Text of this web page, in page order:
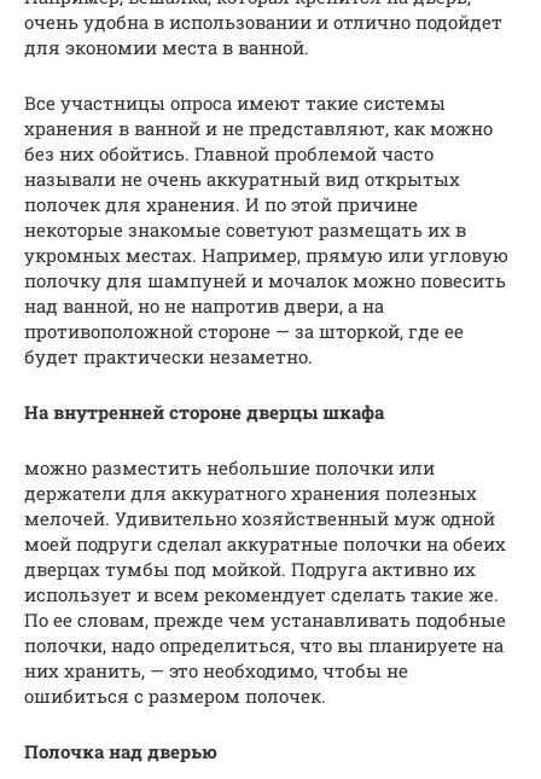
очень удобна в использовании и отлично подойдет
для экономии места в ванной.
Все участницы опроса имеют такие системы
хранения в ванной и не представляют, как можно
без них обойтись. Главной проблемой часто
называли не очень аккуратный вид открытых
полочек для хранения. И по этой причине
некоторые знакомые советуют размещать их в
укромных местах. Например, прямую или угловую
полочку для шампуней и мочалок можно повесить
над ванной, но не напротив двери, а на
противоположной стороне — за шторкой, где ее
будет практически незаметно.
На внутренней стороне дверцы шкафа
можно разместить небольшие полочки или
держатели для аккуратного хранения полезных
мелочей. Удивительно хозяйственный муж одной
моей подруги сделал аккуратные полочки на обеих
дверцах тумбы под мойкой. Подруга активно их
использует и всем рекомендует сделать такие же.
По ее словам, прежде чем устанавливать подобные
полочки, надо определиться, что вы планируете на
них хранить, — это необходимо, чтобы не
ошибиться с размером полочек.
Полочка над дверью